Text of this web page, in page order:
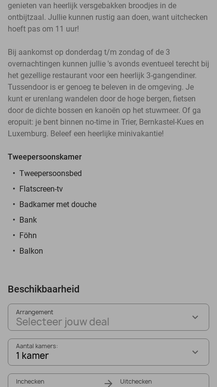
genieten van heerlijk versgebakken broodjes in de
ontbijtzaal. Jullie kunnen rustig aan doen, want uitchecken
hoeft pas om 11 uur!
Bij aankomst op donderdag t/m zondag of de 3
overnachtingen kunnen jullie 's avonds eventueel terecht bij
het gezellige restaurant voor een heerlijk 3-gangendiner.
Tussendoor is er genoeg te beleven in de omgeving. Je
kunt er urenlang wandelen door de hoge bergen, fietsen
door de dichte bossen en kanoën op het stuwmeer. Of ga
eropuit: je bent binnen no-time in Trier, Bernkastel-Kues en
Luxemburg. Beleef een heerlijke minivakantie!
Tweepersoonskamer
Tweepersoonsbed
Flatscreen-tv
Badkamer met douche
Bank
Föhn
Balkon
Beschikbaarheid
Arrangement
Selecteer jouw deal
Aantal kamers:
1 kamer
Inchecken Uitchecken